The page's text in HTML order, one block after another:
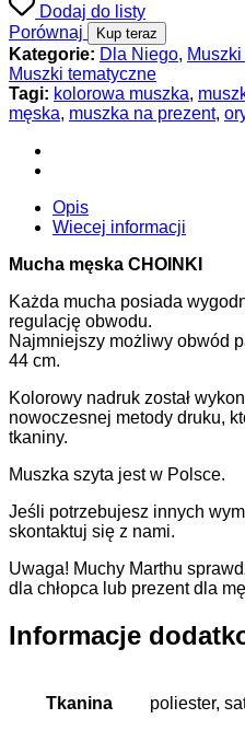
Dodaj do listy
Porównaj
Kup teraz
Kategorie: Dla Niego,
Muszki tematyczne
Tagi: kolorowa muszka,
męska, muszka na prezent,
Opis
Wiecej informacji
Mucha męska CHOINKI
Każda mucha posiada
regulację obwodu.
Najmniejszy możliwy obwód
44 cm.
Kolorowy nadruk został
nowoczesnej metody druku,
tkaniny.
Muszka szyta jest w Polsce.
Jeśli potrzebujesz innych
skontaktuj się z nami.
Uwaga! Muchy Marthu
dla chłopca lub prezent dla
Informacje
Tkanina poliester,